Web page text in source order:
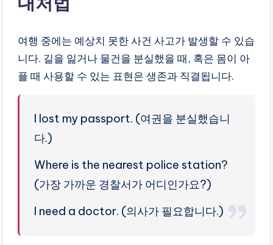
여행 중에는 예상치 못한 사건 사고가 발생할 수 있습
니다. 길을 잃거나 물건을 분실했을 때, 혹은 몸이 아
플 때 사용할 수 있는 표현은 생존과 직결됩니다.
I lost my passport. (여권을 분실했습니
다.)
Where is the nearest police station?
(가장 가까운 경찰서가 어디인가요?)
I need a doctor. (의사가 필요합니다.)